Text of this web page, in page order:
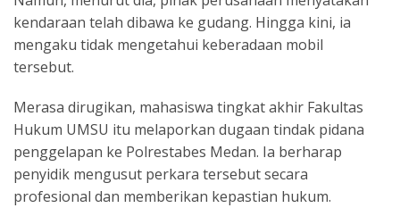
kendaraan telah dibawa ke gudang. Hingga kini, ia
mengaku tidak mengetahui keberadaan mobil
tersebut.
Merasa dirugikan, mahasiswa tingkat akhir Fakultas
Hukum UMSU itu melaporkan dugaan tindak pidana
penggelapan ke Polrestabes Medan. Ia berharap
penyidik mengusut perkara tersebut secara
profesional dan memberikan kepastian hukum.